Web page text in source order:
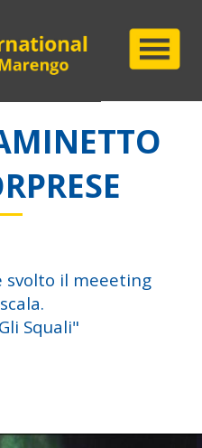
svolto il meeeting
Squali"